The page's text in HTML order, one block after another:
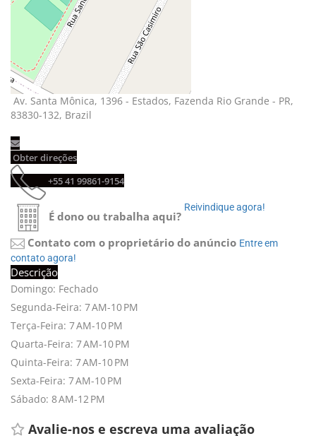
Av. Santa Mônica, 1396 - Estados, Fazenda Rio Grande - PR,
83830-132, Brazil
Obter direções
+55 41 99861-9154
É dono ou trabalha aqui?
Reivindique agora!
Contato com o proprietário do anúncio Entre em
contato agora!
Descrição
Domingo: Fechado
Segunda-Feira: 7 AM-10 PM
Terça-Feira: 7 AM-10 PM
Quarta-Feira: 7 AM-10 PM
Quinta-Feira: 7 AM-10 PM
Sexta-Feira: 7 AM-10 PM
Sábado: 8 AM-12 PM
Avalie-nos e escreva uma avaliação